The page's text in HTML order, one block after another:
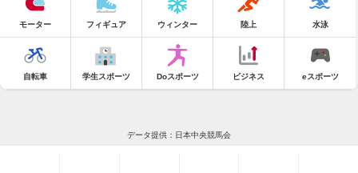
モーター フィギュア ウィンター 陸上 水泳
自転車 学生スポーツ Doスポーツ ビジネス eスポーツ
データ提供：日本中央競馬会